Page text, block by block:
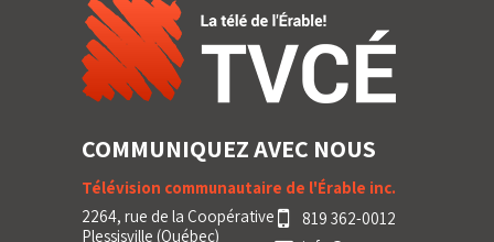
COMMUNIQUEZ AVEC NOUS
Télévision communautaire de l'Érable inc.
2264, rue de la Coopérative
Plessisville (Québec)
819 362-0012